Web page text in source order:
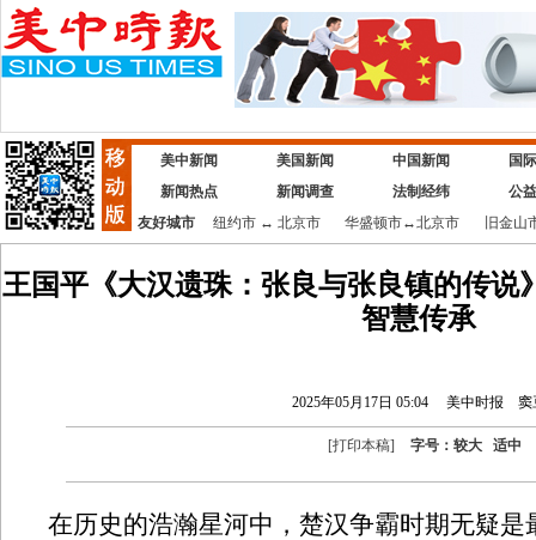
美中新闻 美国新闻 中国新闻
国
新闻热点
新闻调查 法制经纬
公
友好城市
纽约市↔ 北京市 华盛顿市↔北京市 旧金山
王国平《大汉遗珠：张良与张良镇的传说
智慧传承
2025年05月17日 05:04 美中时报 窦
[打印本稿] 字号： 较大 适中
在历史的浩瀚星河中，楚汉争霸时期无疑是